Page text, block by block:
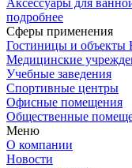
подробнее
Сферы применения
Гостиницы и объекты
Медицинские
Учебные заведения
Спортивные центры
Офисные помещения
Общественные
Меню
О компании
Новости